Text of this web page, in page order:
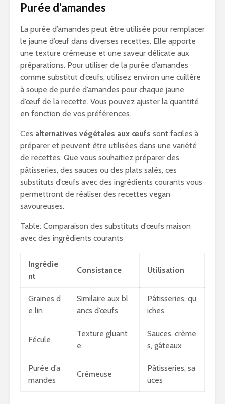
Purée d’amandes
La purée d’amandes peut être utilisée pour remplacer
le jaune d’œuf dans diverses recettes. Elle apporte
une texture crémeuse et une saveur délicate aux
préparations. Pour utiliser de la purée d’amandes
comme substitut d’œufs, utilisez environ une cuillère
à soupe de purée d’amandes pour chaque jaune
d’œuf de la recette. Vous pouvez ajuster la quantité
en fonction de vos préférences.
Ces alternatives végétales aux œufs sont faciles à
préparer et peuvent être utilisées dans une variété
de recettes. Que vous souhaitiez préparer des
pâtisseries, des sauces ou des plats salés, ces
substituts d’œufs avec des ingrédients courants vous
permettront de réaliser des recettes vegan
savoureuses.
Table: Comparaison des substituts d’œufs maison
avec des ingrédients courants
Ingrédie
nt
Consistance Utilisation
Graines d
e lin
Similaire aux bl
ancs d’œufs
Pâtisseries, qu
iches
Fécule
Texture gluant
e
Sauces, crème
s, gâteaux
Purée d’a
mandes
Crémeuse
Pâtisseries, sa
uces